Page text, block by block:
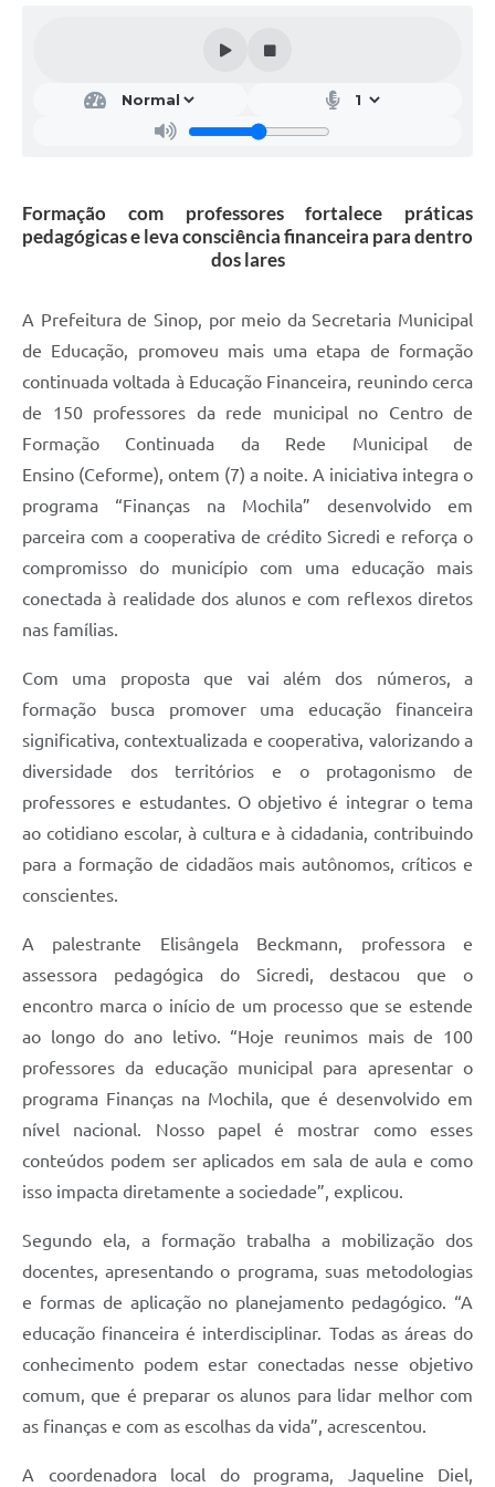
Formação com professores fortalece práticas
pedagógicas e leva consciência financeira para dentro
dos lares
A Prefeitura de Sinop, por meio da Secretaria Municipal
de Educação, promoveu mais uma etapa de formação
continuada voltada à Educação Financeira, reunindo cerca
de 150 professores da rede municipal no Centro de
Formação Continuada da Rede Municipal de
Ensino (Ceforme), ontem (7) a noite. A iniciativa integra o
programa “Finanças na Mochila” desenvolvido em
parceira com a cooperativa de crédito Sicredi e reforça o
compromisso do município com uma educação mais
conectada à realidade dos alunos e com reflexos diretos
nas famílias.
Com uma proposta que vai além dos números, a
formação busca promover uma educação financeira
significativa, contextualizada e cooperativa, valorizando a
diversidade dos territórios e o protagonismo de
professores e estudantes. O objetivo é integrar o tema
ao cotidiano escolar, à cultura e à cidadania, contribuindo
para a formação de cidadãos mais autônomos, críticos e
conscientes.
A palestrante Elisângela Beckmann, professora e
assessora pedagógica do Sicredi, destacou que o
encontro marca o início de um processo que se estende
ao longo do ano letivo. “Hoje reunimos mais de 100
professores da educação municipal para apresentar o
programa Finanças na Mochila, que é desenvolvido em
nível nacional. Nosso papel é mostrar como esses
conteúdos podem ser aplicados em sala de aula e como
isso impacta diretamente a sociedade”, explicou.
Segundo ela, a formação trabalha a mobilização dos
docentes, apresentando o programa, suas metodologias
e formas de aplicação no planejamento pedagógico. “A
educação financeira é interdisciplinar. Todas as áreas do
conhecimento podem estar conectadas nesse objetivo
comum, que é preparar os alunos para lidar melhor com
as finanças e com as escolhas da vida”, acrescentou.
A coordenadora local do programa, Jaqueline Diel,